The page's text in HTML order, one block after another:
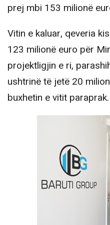
prej mbi 153 milionë
Vitin e kaluar, qeveria
123 milionë euro për
projektligjin e ri,
ushtrinë të jetë 20
buxhetin e vitit paraprak.